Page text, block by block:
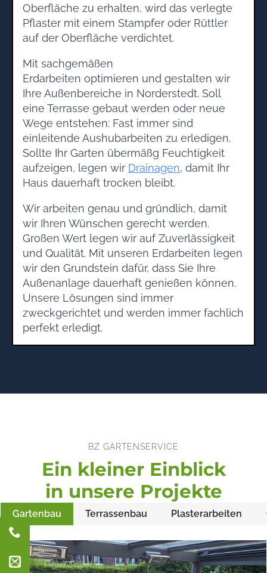
Oberfläche zu erhalten, wird das verlegte
Pflaster mit einem Stampfer oder Rüttler
auf der Oberfläche verdichtet.
Mit sachgemäßen
Erdarbeiten optimieren und gestalten wir
Ihre Außenbereiche in Norderstedt. Soll
eine Terrasse gebaut werden oder neue
Wege entstehen: Fast immer sind
einleitende Aushubarbeiten zu erledigen.
Sollte Ihr Garten übermäßg Feuchtigkeit
aufzeigen, legen wir Drainagen, damit Ihr
Haus dauerhaft trocken bleibt.
Wir arbeiten genau und gründlich, damit
wir Ihren Wünschen gerecht werden.
Großen Wert legen wir auf Zuverlässigkeit
und Qualität. Mit unseren Erdarbeiten legen
wir den Grundstein dafür, dass Sie Ihre
Außenanlage dauerhaft genießen können.
Unsere Lösungen sind immer
zweckgerichtet und werden immer fachlich
perfekt erledigt.
BZ GARTENSERVICE
Ein kleiner Einblick
in unsere Projekte
Gartenbau Terrassenbau Plasterarbeiten